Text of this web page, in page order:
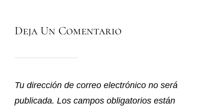
Deja Un Comentario
Tu dirección de correo electrónico no será
publicada. Los campos obligatorios están